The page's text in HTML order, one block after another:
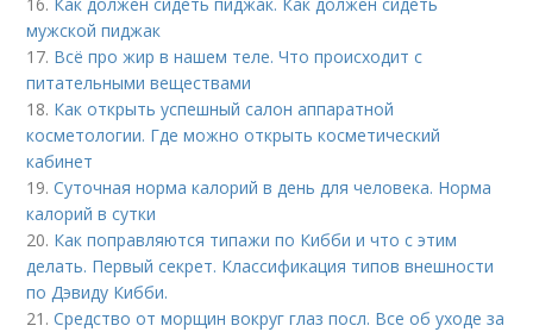
мужской пиджак
17. Всё про жир в нашем теле. Что происходит с
питательными веществами
18. Как открыть успешный салон аппаратной
косметологии. Где можно открыть косметический
кабинет
19.Суточная норма калорий в день для человека. Норма
калорий в сутки
20. Как поправляются типажи по Кибби и что с этим
делать. Первый секрет. Классификация типов внешности
по Дэвиду Кибби.
21.Средство от морщин вокруг глаз посл. Все об уходе за